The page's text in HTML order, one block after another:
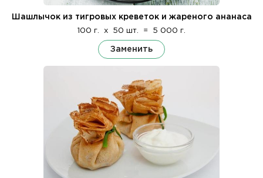
Шашлычок из тигровых креветок и жареного ананаса
100 г. x 50 шт. = 5 000 г.
Заменить